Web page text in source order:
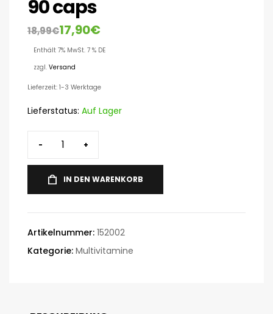
90 caps
18,99€17,90€
Enthält 7% MwSt. 7 % DE
zzgl. Versand
Lieferzeit: 1-3 Werktage
Lieferstatus: Auf Lager
- +
IN DEN WARENKORB
Artikelnummer: 152002
Kategorie: Multivitamine